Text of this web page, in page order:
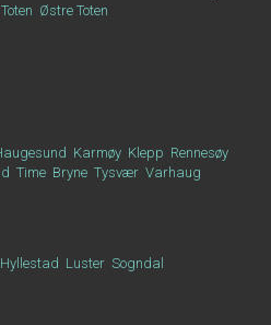
Østre Toten
Karmøy Klepp Rennesøy
Time Bryne Tysvær Varhaug
Hyllestad Luster Sogndal